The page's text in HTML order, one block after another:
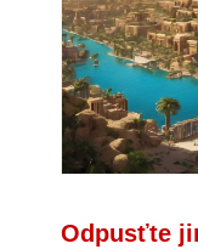
Odpusťte